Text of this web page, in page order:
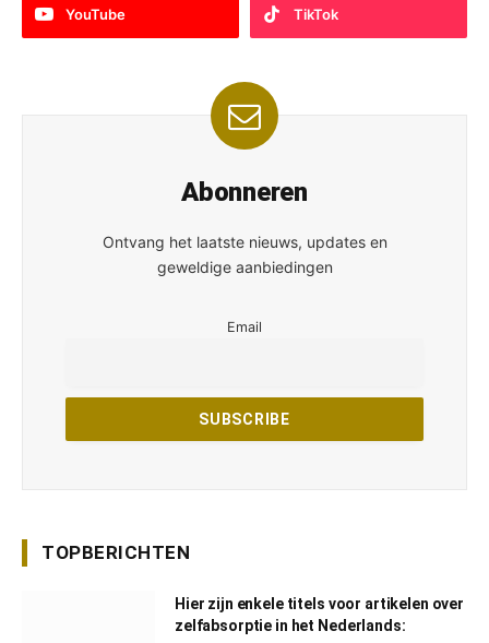
YouTube TikTok
Abonneren
Ontvang het laatste nieuws, updates en
geweldige aanbiedingen
Email
TOPBERICHTEN
Hier zijn enkele titels voor artikelen over
zelfabsorptie in het Nederlands: